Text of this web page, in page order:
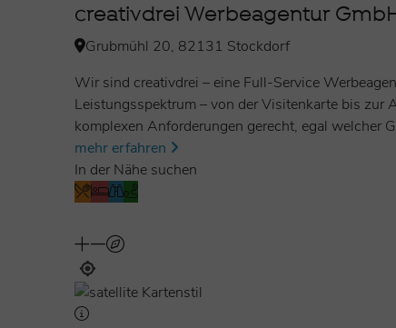
creativdrei Werbeagentur
Grubmühl 20, 82131 Stockdorf
Wir sind creativdrei – eine Full-Service
Leistungsspektrum – von der Visitenkarte bis zur
komplexen Anforderungen gerecht, egal welcher
mehr erfahren
In der Nähe suchen